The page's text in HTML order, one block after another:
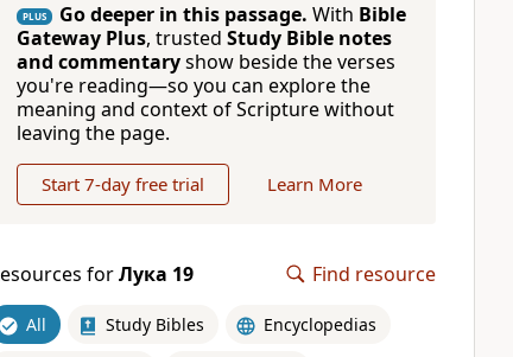
PLUS Go deeper in this passage. With Bible
Gateway Plus, trusted Study Bible notes
and commentaryshow beside the verses
you're reading—so you can explore the
meaning and context of Scripture without
leaving the page.
Start 7-day free trial Learn More
forЛука 19 Find resource
All Study Bibles Encyclopedias